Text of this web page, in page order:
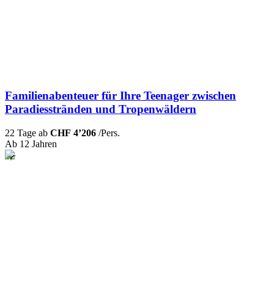
Familienabenteuer für Ihre Teenager zwischen
Paradiesstränden und Tropenwäldern
22 Tage ab CHF 4’206 /Pers.
Ab 12 Jahren